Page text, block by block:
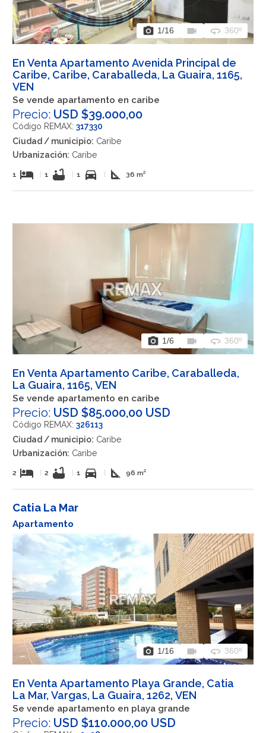
photo_camera 1/16 videocam 360 360º
En Venta Apartamento Avenida Principal de
Caribe, Caribe, Caraballeda, La Guaira, 1165,
VEN
Se vende apartamento en caribe
Precio: USD $39.000,00
Código REMAX: 317330
Ciudad / municipio: Caribe
Urbanización: Caribe
1 hotel 1 bathtub 1 directions_car square_foot 36 m²
photo_camera 1/6 videocam 360 360º
En Venta Apartamento Caribe, Caraballeda,
La Guaira, 1165, VEN
Se vende apartamento en caribe
Precio: USD $85.000,00 USD
Código REMAX: 326113
Ciudad / municipio: Caribe
Urbanización: Caribe
2 hotel 2 bathtub 1 directions_car square_foot 96 m²
Catia La Mar
Apartamento
photo_camera 1/16 videocam 360 360º
En Venta Apartamento Playa Grande, Catia
La Mar, Vargas, La Guaira, 1262, VEN
Se vende apartamento en playa grande
Precio: USD $110.000,00 USD